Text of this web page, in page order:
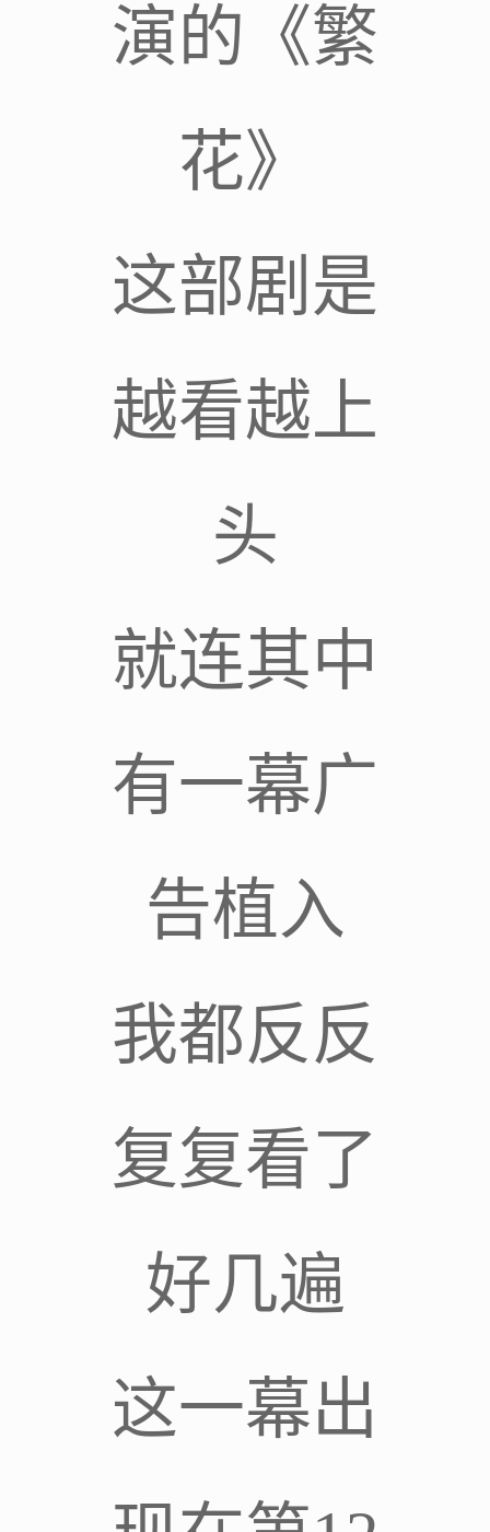
演的《繁
花》
这部剧是
越看越上
头
就连其中
有一幕广
告植入
我都反反
复复看了
好几遍
这一幕出